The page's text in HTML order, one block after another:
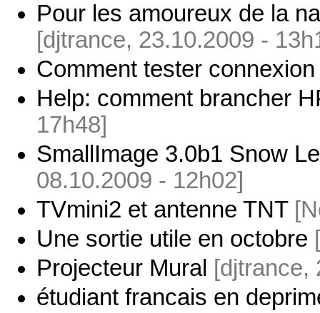
Pour les amoureux de la
[djtrance, 23.10.2009 -
Comment tester
Help: comment brancher
17h48]
SmallImage 3.0b1 Snow
08.10.2009 - 12h02]
TVmini2 et antenne TNT
Une sortie utile en octobre
Projecteur Mural [djtrance,
étudiant francais en